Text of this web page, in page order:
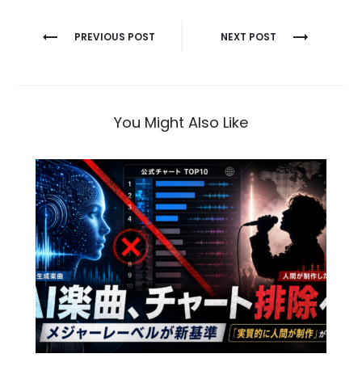
ゲ
ー
シ
ョ
ン
PREVIOUS POST NEXT POST
You Might Also Like